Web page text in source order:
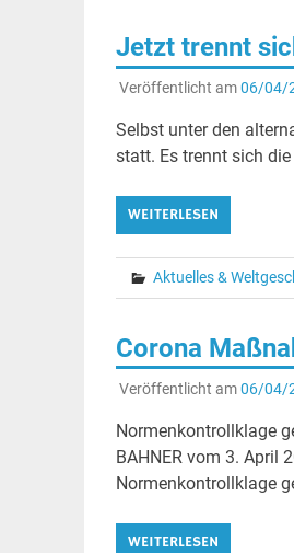
Jetzt trennt
Veröffentlicht am06/04/
Selbst unter den
statt. Es trennt sich
WEITERLESEN
Aktuelles &
Corona
Veröffentlicht am06/04/
Normenkontrollklage
BAHNER vom 3. April
Normenkontrollklage
WEITERLESEN